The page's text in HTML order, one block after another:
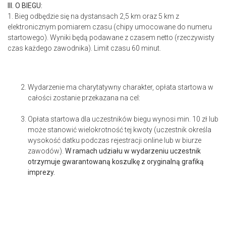
IlI. O BIEGU:
1. Bieg odbędzie się na dystansach 2,5 km oraz 5 km z
elektronicznym pomiarem czasu (chipy umocowane do numeru
startowego). Wyniki będą podawane z czasem netto (rzeczywisty
czas każdego zawodnika). Limit czasu 60 minut.
Wydarzenie ma charytatywny charakter, opłata startowa w
całości zostanie przekazana na cel:
Opłata startowa dla uczestników biegu wynosi min. 10 zł lub
może stanowić wielokrotność tej kwoty (uczestnik określa
wysokość datku podczas rejestracji online lub w biurze
zawodów). W ramach udziału w wydarzeniu uczestnik
otrzymuje gwarantowaną koszulkę z oryginalną grafiką
imprezy.